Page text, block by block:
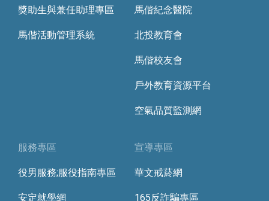
獎助生與兼任助理專區
馬偕活動管理系統
馬偕紀念醫院
北投教育會
馬偕校友會
戶外教育資源平台
空氣品質監測網
服務專區
役男服務;服役指南專區
安定就學網
宣導專區
華文戒菸網
165反詐騙專區